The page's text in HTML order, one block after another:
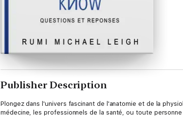
Publisher Description
Plongez dans l'univers fascinant de l'anatomie et de la
médecine, les professionnels de la santé, ou toute